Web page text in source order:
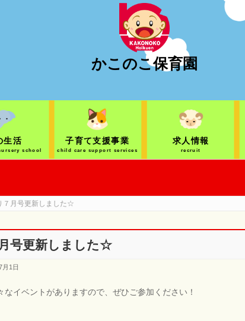
かこのこ保育園
生活
school
子育て支援事業
child care support services
求人情報
recruit
７月号更新しました☆
号更新しました☆
月1日
なイベントがありますので、ぜひご参加ください！